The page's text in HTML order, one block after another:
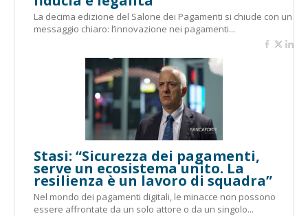
La decima edizione del Salone dei Pagamenti si chiude con un
messaggio chiaro: l’innovazione nei pagamenti...
Stasi: “Sicurezza dei pagamenti,
serve un ecosistema unito. La
resilienza è un lavoro di squadra”
Nel mondo dei pagamenti digitali, le minacce non possono
essere affrontate da un solo attore o da un singolo...